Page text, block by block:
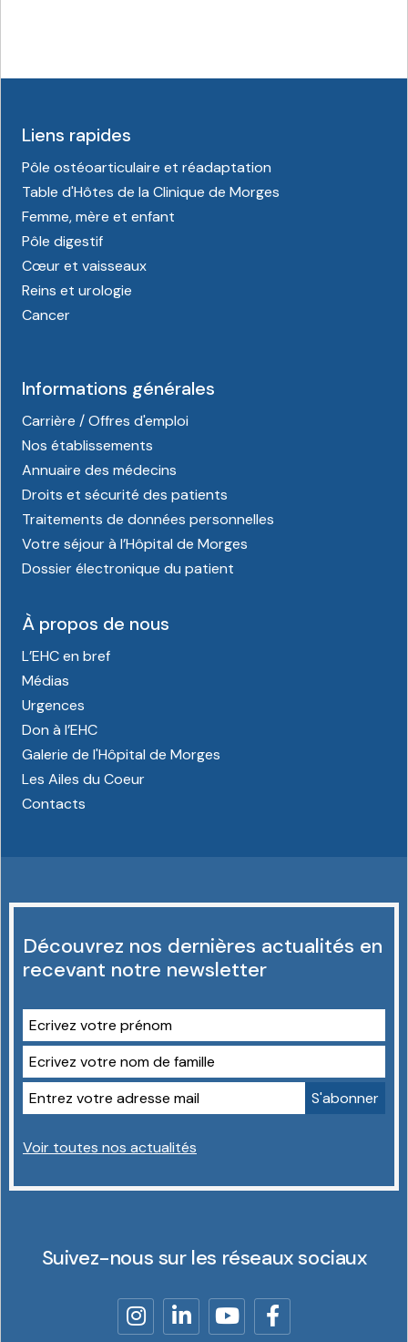
Liens rapides
Pôle ostéoarticulaire et réadaptation
Table d'Hôtes de la Clinique de Morges
Femme, mère et enfant
Pôle digestif
Cœur et vaisseaux
Reins et urologie
Cancer
Informations générales
Carrière / Offres d'emploi
Nos établissements
Annuaire des médecins
Droits et sécurité des patients
Traitements de données personnelles
Votre séjour à l’Hôpital de Morges
Dossier électronique du patient
À propos de nous
L’EHC en bref
Médias
Urgences
Don à l’EHC
Galerie de l'Hôpital de Morges
Les Ailes du Coeur
Contacts
Découvrez nos dernières actualités en
recevant notre newsletter
Voir toutes nos actualités
Suivez-nous sur les réseaux sociaux